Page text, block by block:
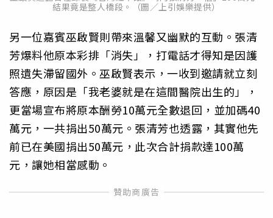
結果竟是整人橋段。（圖／上引娛樂提供）
另一位嘉賓巫啟賢則帶來溫馨又幽默的互動。張清
芳爆料他原本彩排「消失」，打電話才得知是因護
照遺失滯留國外。巫啟賢表示，一收到邀請就立刻
答應，原因是「我老婆就是在這間醫院出生的」，
更當場宣布將原本酬勞10萬元全數退回，並加碼40
萬元，一共捐出50萬元。張清芳也透露，其實他先
前已在美國捐出50萬元，此次合計捐款達100萬
元，讓她相當感動。